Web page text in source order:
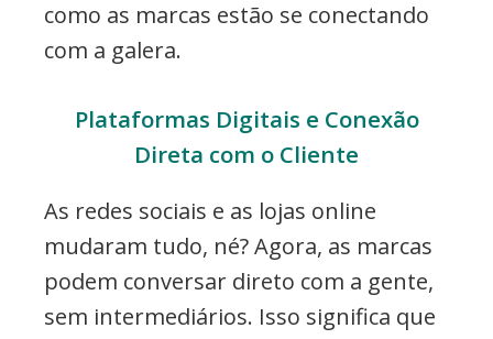
como as marcas estão se conectando
com a galera.
Plataformas Digitais e Conexão
Direta com o Cliente
As redes sociais e as lojas online
mudaram tudo, né? Agora, as marcas
podem conversar direto com a gente,
sem intermediários. Isso significa que